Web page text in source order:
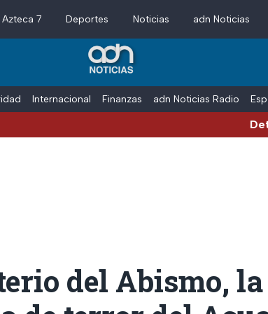
Azteca 7 Deportes Noticias adn Noticias
Internacional Finanzas adn Noticias Radio
Detienen al
del Abismo, la